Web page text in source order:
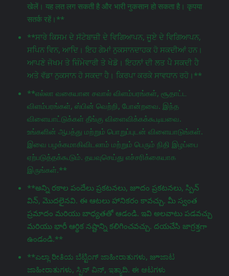
खेलें। यह लत लग सकती है और भारी नुकसान हो सकता है। कृपया
सतर्क रहें।**
**ਸਾਰੇ ਕਿਸਮ ਦੇ ਸੱਟੇਬਾਜ਼ੀ ਦੇ ਵਿਗਿਆਪਨ, ਜੂਏ ਦੇ ਵਿਗਿਆਪਨ,
ਸਪਿਨ ਵਿਨ, ਆਦਿ। ਇਹ ਗੇਮਾਂ ਨੁਕਸਾਨਦਾਹਕ ਹੋ ਸਕਦੀਆਂ ਹਨ।
ਆਪਣੇ ਜੋਖਮ ਤੇ ਜ਼ਿੰਮੇਵਾਰੀ ਤੇ ਖੇਡੋ। ਇਹਨਾਂ ਦੀ ਲਤ ਪੈ ਸਕਦੀ ਹੈ
ਅਤੇ ਵੱਡਾ ਨੁਕਸਾਨ ਹੋ ਸਕਦਾ ਹੈ। ਕਿਰਪਾ ਕਰਕੇ ਸਾਵਧਾਨ ਰਹੋ।**
**எல்லா வகையான சவால் விளம்பரங்கள், சூதாட்ட
விளம்பரங்கள், ஸ்பின் வெற்றி, போன்றவை. இந்த
விளையாட்டுக்கள் தீங்கு விளைவிக்கக்கூடியவை.
உங்களின் ஆபத்து மற்றும் பொறுப்புடன் விளையாடுங்கள்.
இவை பழக்கமாகிவிடலாம் மற்றும் பெரும் நிதி இழப்பை
ஏற்படுத்தக்கூடும். தயவுசெய்து எச்சரிக்கையாக
இருங்கள்.**
**అన్ని రకాల పందేలు ప్రకటనలు, జూదం ప్రకటనలు, స్పిన్
విన్, మొదలైనవి. ఈ ఆటలు హానికరం కావచ్చు. మీ స్వంత
ప్రమాదం మరియు బాధ్యతతో ఆడండి. ఇవి అలవాటు పడవచ్చు
మరియు భారీ ఆర్థిక నష్టాన్ని కలిగించవచ్చు. దయచేసి జాగ్రತ್ತగా
ఉండండి.**
**ಎಲ್ಲಾ ರೀತಿಯ ಬೆಟ್ಟಿಂಗ್ ಜಾಹೀರಾತುಗಳು, జూಜಾಟ
ಜಾಹೀರಾತುಗಳು, ಸ್ಪಿನ್ ವಿನ್, ಇತ್ಯಾದಿ. ಈ ಆಟಗಳು